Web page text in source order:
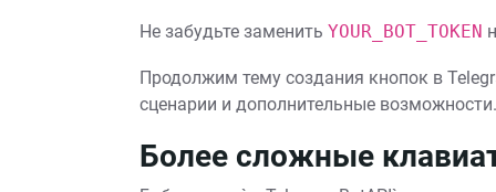
Не забудьте заменить YOUR_BOT_TOKEN
Продолжим тему создания кнопок в
сценарии и дополнительные возможности.
Более сложные